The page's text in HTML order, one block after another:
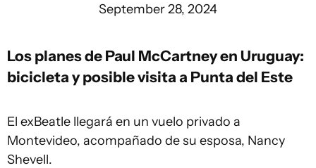
September 28, 2024
Los planes de Paul McCartney en Uruguay:
bicicleta y posible visita a Punta del Este
El exBeatle llegará en un vuelo privado a
Montevideo, acompañado de su esposa, Nancy
Shevell.